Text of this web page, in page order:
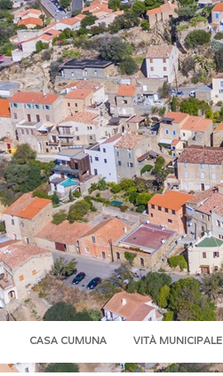
CASA CUMUNA VITÀ MUNICIPALE